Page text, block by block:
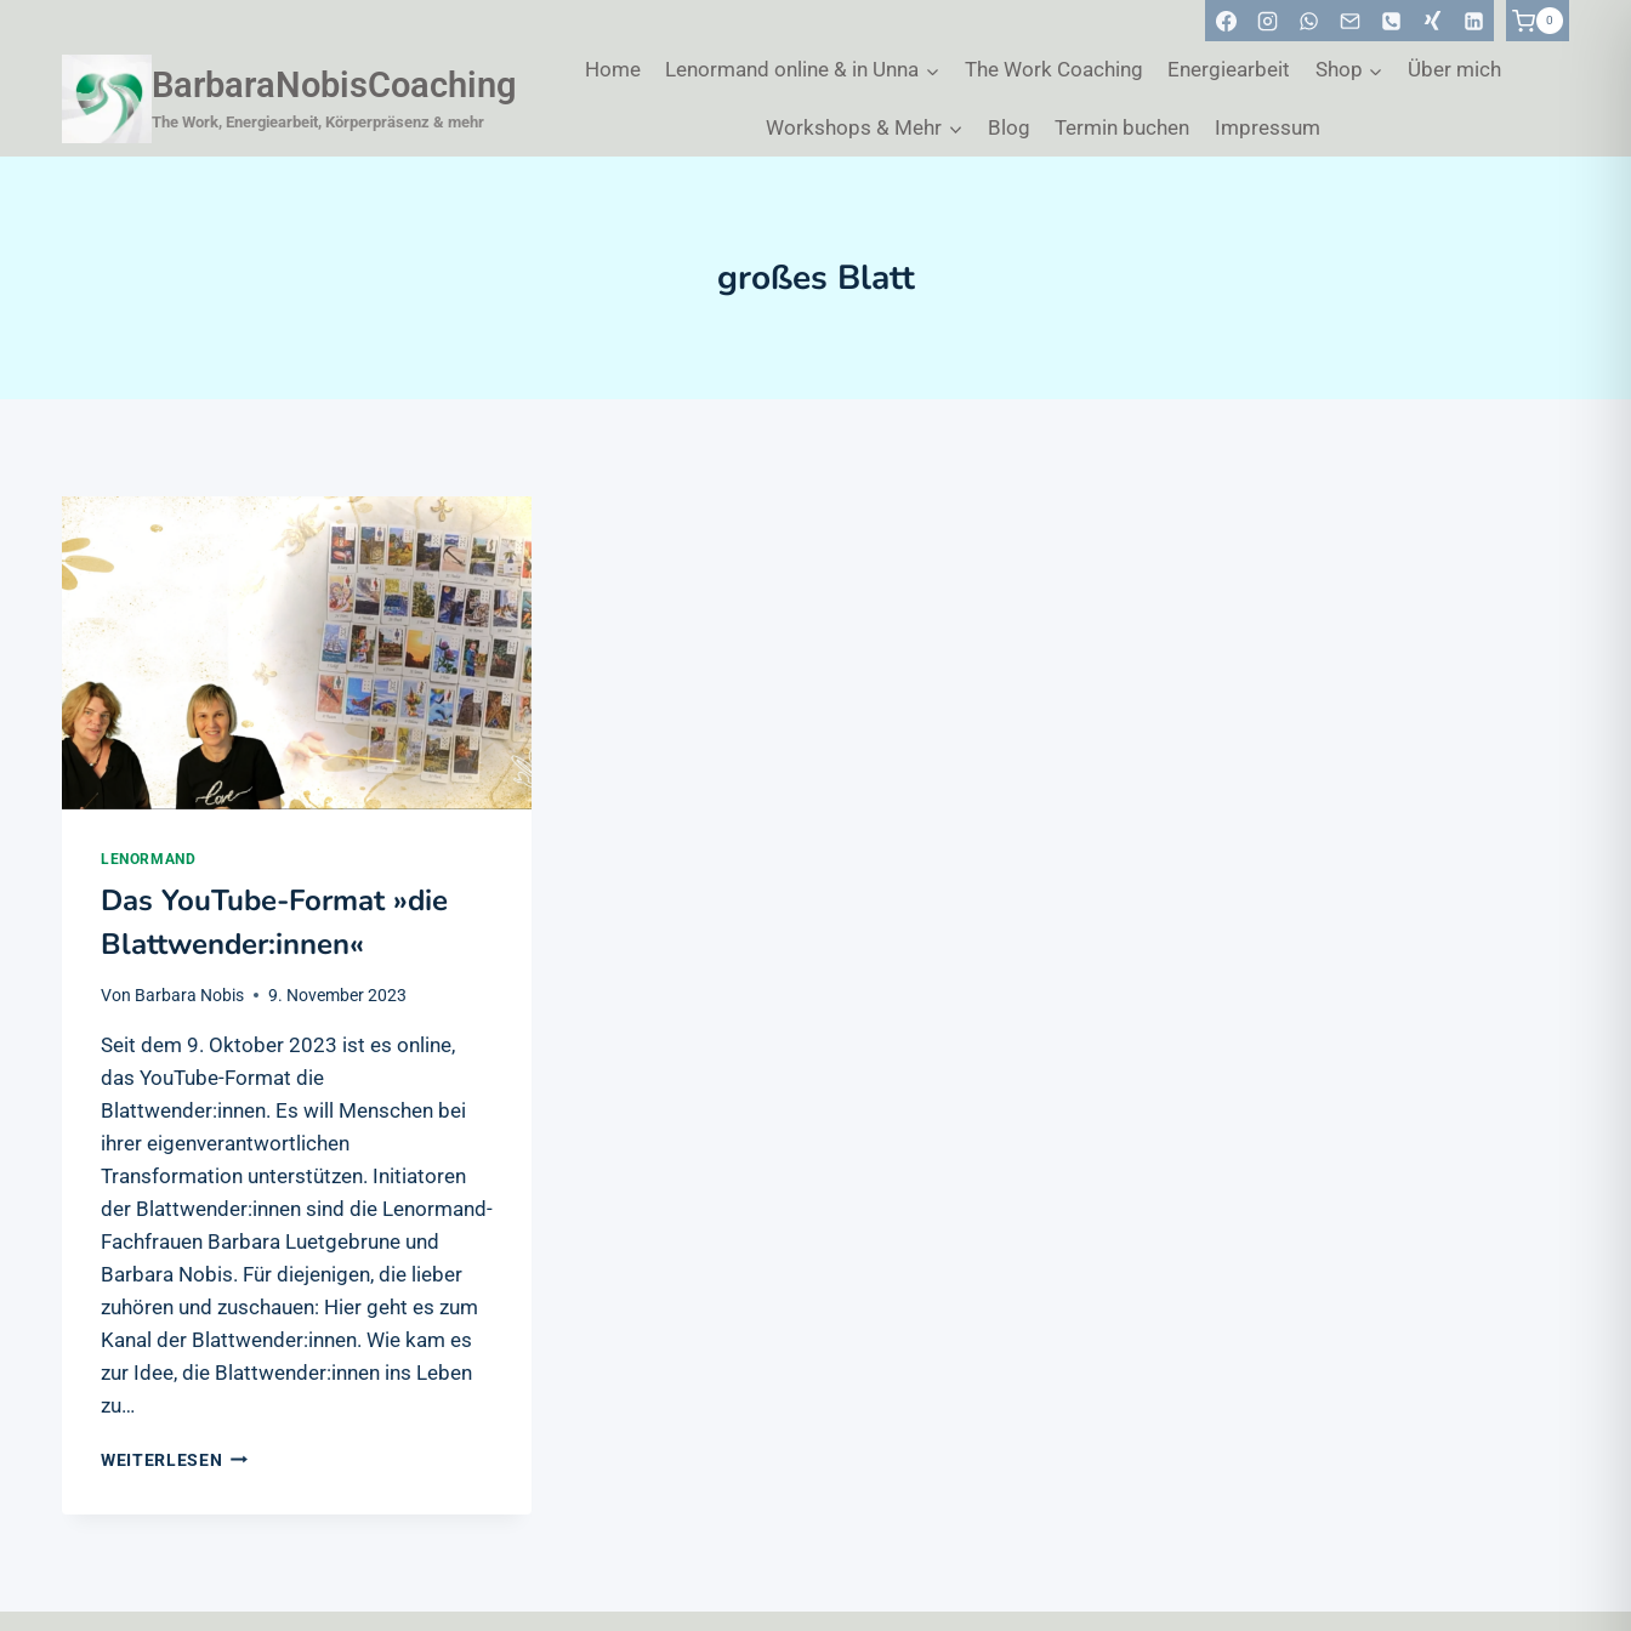
springen
0
BarbaraNobisCoaching
The Work, Energiearbeit, Körperpräsenz & mehr
Home Lenormand online & in Unna The Work Coaching Energiearbeit Shop Über mich
Workshops & Mehr Blog Termin buchen Impressum
großes Blatt
LENORMAND
Das YouTube-Format »die
Blattwender:innen«
Von Barbara Nobis 9. November 2023
Seit dem 9. Oktober 2023 ist es online,
das YouTube-Format die
Blattwender:innen. Es will Menschen bei
ihrer eigenverantwortlichen
Transformation unterstützen. Initiatoren
der Blattwender:innen sind die Lenormand-
Fachfrauen Barbara Luetgebrune und
Barbara Nobis. Für diejenigen, die lieber
zuhören und zuschauen: Hier geht es zum
Kanal der Blattwender:innen. Wie kam es
zur Idee, die Blattwender:innen ins Leben
zu…
WEITERLESEN DAS